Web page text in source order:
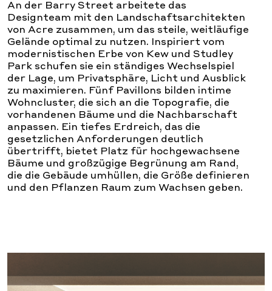
An der Barry Street arbeitete das
Designteam mit den Landschaftsarchitekten
von Acre zusammen, um das steile, weitläufige
Gelände optimal zu nutzen. Inspiriert vom
modernistischen Erbe von Kew und Studley
Park schufen sie ein ständiges Wechselspiel
der Lage, um Privatsphäre, Licht und Ausblick
zu maximieren. Fünf Pavillons bilden intime
Wohncluster, die sich an die Topografie, die
vorhandenen Bäume und die Nachbarschaft
anpassen. Ein tiefes Erdreich, das die
gesetzlichen Anforderungen deutlich
übertrifft, bietet Platz für hochgewachsene
Bäume und großzügige Begrünung am Rand,
die die Gebäude umhüllen, die Größe definieren
und den Pflanzen Raum zum Wachsen geben.